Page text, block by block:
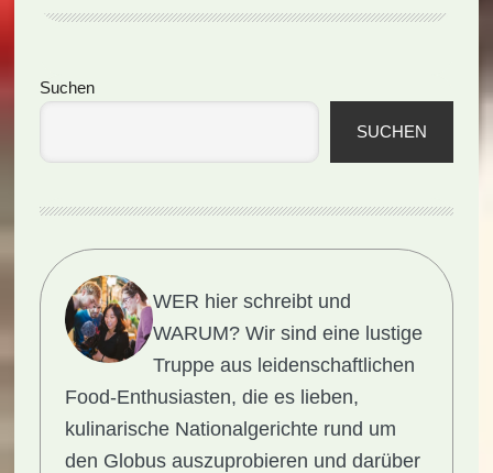
Seitenspalte
Suchen
SUCHEN
WER hier schreibt und
WARUM? Wir sind eine lustige
Truppe aus leidenschaftlichen
Food-Enthusiasten, die es lieben,
kulinarische Nationalgerichte rund um
den Globus auszuprobieren und darüber